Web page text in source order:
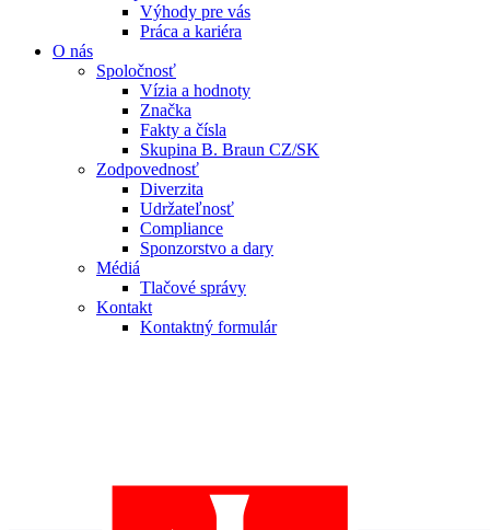
Výhody pre vás
Práca a kariéra
O nás
Spoločnosť
Vízia a hodnoty
Značka
Fakty a čísla
Skupina B. Braun CZ/SK
Zodpovednosť
Diverzita
Udržateľnosť
Compliance
Sponzorstvo a dary
Médiá
Tlačové správy
Kontakt
Kontaktný formulár